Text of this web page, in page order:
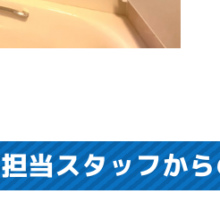
担当スタッフか